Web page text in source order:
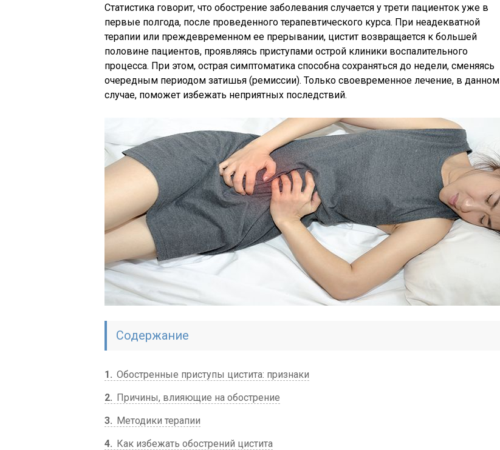
Статистика говорит, что обострение заболевания случается у трети пациенток уже в
первые полгода, после проведенного терапевтического курса. При неадекватной
терапии или преждевременном ее прерывании, цистит возвращается к большей
половине пациентов, проявляясь приступами острой клиники воспалительного
процесса. При этом, острая симптоматика способна сохраняться до недели, сменяясь
очередным периодом затишья (ремиссии). Только своевременное лечение, в данном
случае, поможет избежать неприятных последствий.
Содержание
1
Обостренные приступы цистита: признаки
2
Причины, влияющие на обострение
3
Методики терапии
4
Как избежать обострений цистита